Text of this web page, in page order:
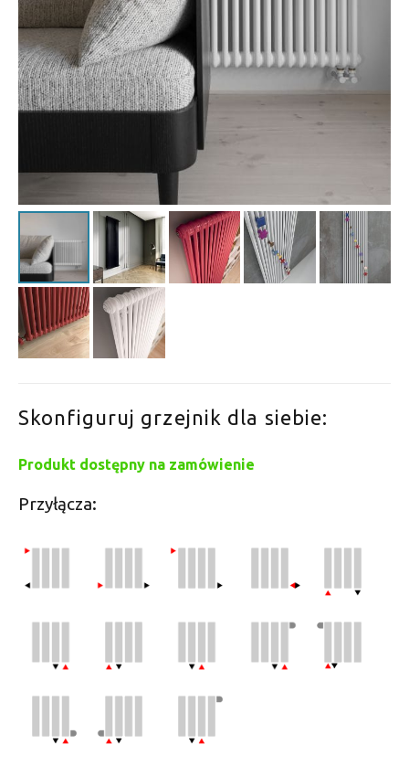
Skonfiguruj grzejnik dla siebie:
Produkt dostępny na zamówienie
Przyłącza: